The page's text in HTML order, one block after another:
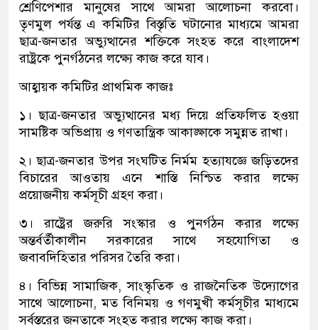
শ্রেণিপেশার মানুষের সাথে আমরা আলোচনা করবো।
তৃণমুল পর্যন্ত এ কমিটির বিস্তৃতি ঘটানোর মাধ্যমে আমরা
ছাত্র-জনতার অভ্যুত্থানের শক্তিকে সংহত করে বাংলাদেশ
রাষ্ট্রকে পুনর্গঠনের লক্ষ্যে কাজ করে যাব।
আহ্বায়ক কমিটির প্রাথমিক কাজঃ
১। ছাত্র-জনতার অভ্যুত্থানের মধ্য দিয়ে প্রতিফলিত হওয়া
সামষ্টিক অভিপ্রায় ও গণতান্ত্রিক আকাঙ্ক্ষাকে সমুন্নত রাখা।
২। ছাত্র-জনতার উপর সংঘটিত নির্মম হত্যাযজ্ঞে জড়িতদের
বিচারের আওতায় এনে শাস্তি নিশ্চিত করার লক্ষ্যে
প্রয়োজনীয় কর্মসূচী গ্রহণ করা।
৩। রাষ্ট্রের জরুরি সংস্কার ও পুনর্গঠন করার লক্ষ্যে
অন্তর্বর্তীকালীন সরকারের সাথে সহযোগিতা ও
জবাবদিহিতার পরিসর তৈরি করা।
৪। বিভিন্ন সামাজিক, সাংস্কৃতিক ও রাজনৈতিক উদ্যোগের
সাথে আলোচনা, মত বিনিময় ও গণমুখী কর্মসূচীর মাধ্যমে
সর্বস্তরের জনতাকে সংহত করার লক্ষ্যে কাজ করা।